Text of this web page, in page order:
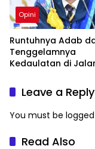
Opini
Runtuhnya Adab
Tenggelamnya
Kedaulatan di
Leave a Reply
You must be
Read Also